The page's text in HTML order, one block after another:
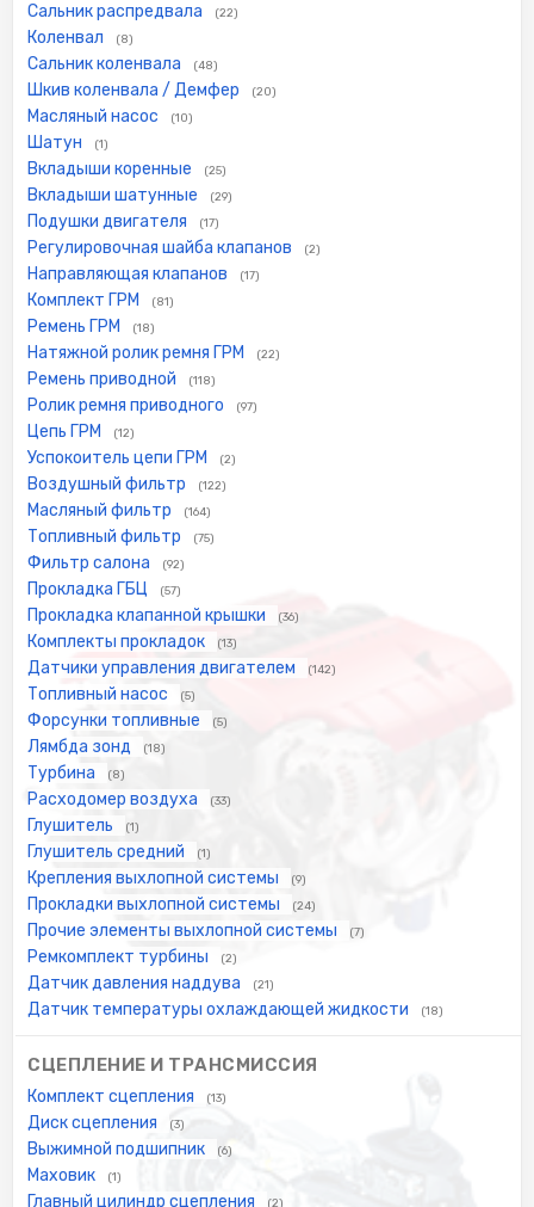
Сальник распредвала (22)
Коленвал (8)
Сальник коленвала (48)
Шкив коленвала / Демфер (20)
Масляный насос (10)
Шатун (1)
Вкладыши коренные (25)
Вкладыши шатунные (29)
Подушки двигателя (17)
Регулировочная шайба клапанов (2)
Направляющая клапанов (17)
Комплект ГРМ (81)
Ремень ГРМ (18)
Натяжной ролик ремня ГРМ (22)
Ремень приводной (118)
Ролик ремня приводного (97)
Цепь ГРМ (12)
Успокоитель цепи ГРМ (2)
Воздушный фильтр (122)
Масляный фильтр (164)
Топливный фильтр (75)
Фильтр салона (92)
Прокладка ГБЦ (57)
Прокладка клапанной крышки (36)
Комплекты прокладок (13)
Датчики управления двигателем (142)
Топливный насос (5)
Форсунки топливные (5)
Лямбда зонд (18)
Турбина (8)
Расходомер воздуха (33)
Глушитель (1)
Глушитель средний (1)
Крепления выхлопной системы (9)
Прокладки выхлопной системы (24)
Прочие элементы выхлопной системы (7)
Ремкомплект турбины (2)
Датчик давления наддува (21)
Датчик температуры охлаждающей жидкости (18)
СЦЕПЛЕНИЕ И ТРАНСМИССИЯ
Комплект сцепления (13)
Диск сцепления (3)
Выжимной подшипник (6)
Маховик (1)
Главный цилиндр сцепления (2)